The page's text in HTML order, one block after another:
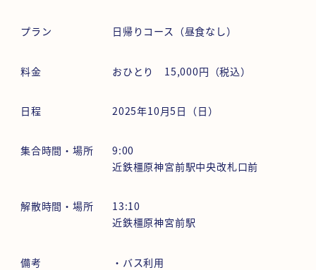
プラン 日帰りコース（昼食なし）
料金 おひとり 15,000円（税込）
日程 2025年10月5日（日）
集合時間・場所
9:00
近鉄橿原神宮前駅中央改札口前
解散時間・場所
13:10
近鉄橿原神宮前駅
備考
・バス利用